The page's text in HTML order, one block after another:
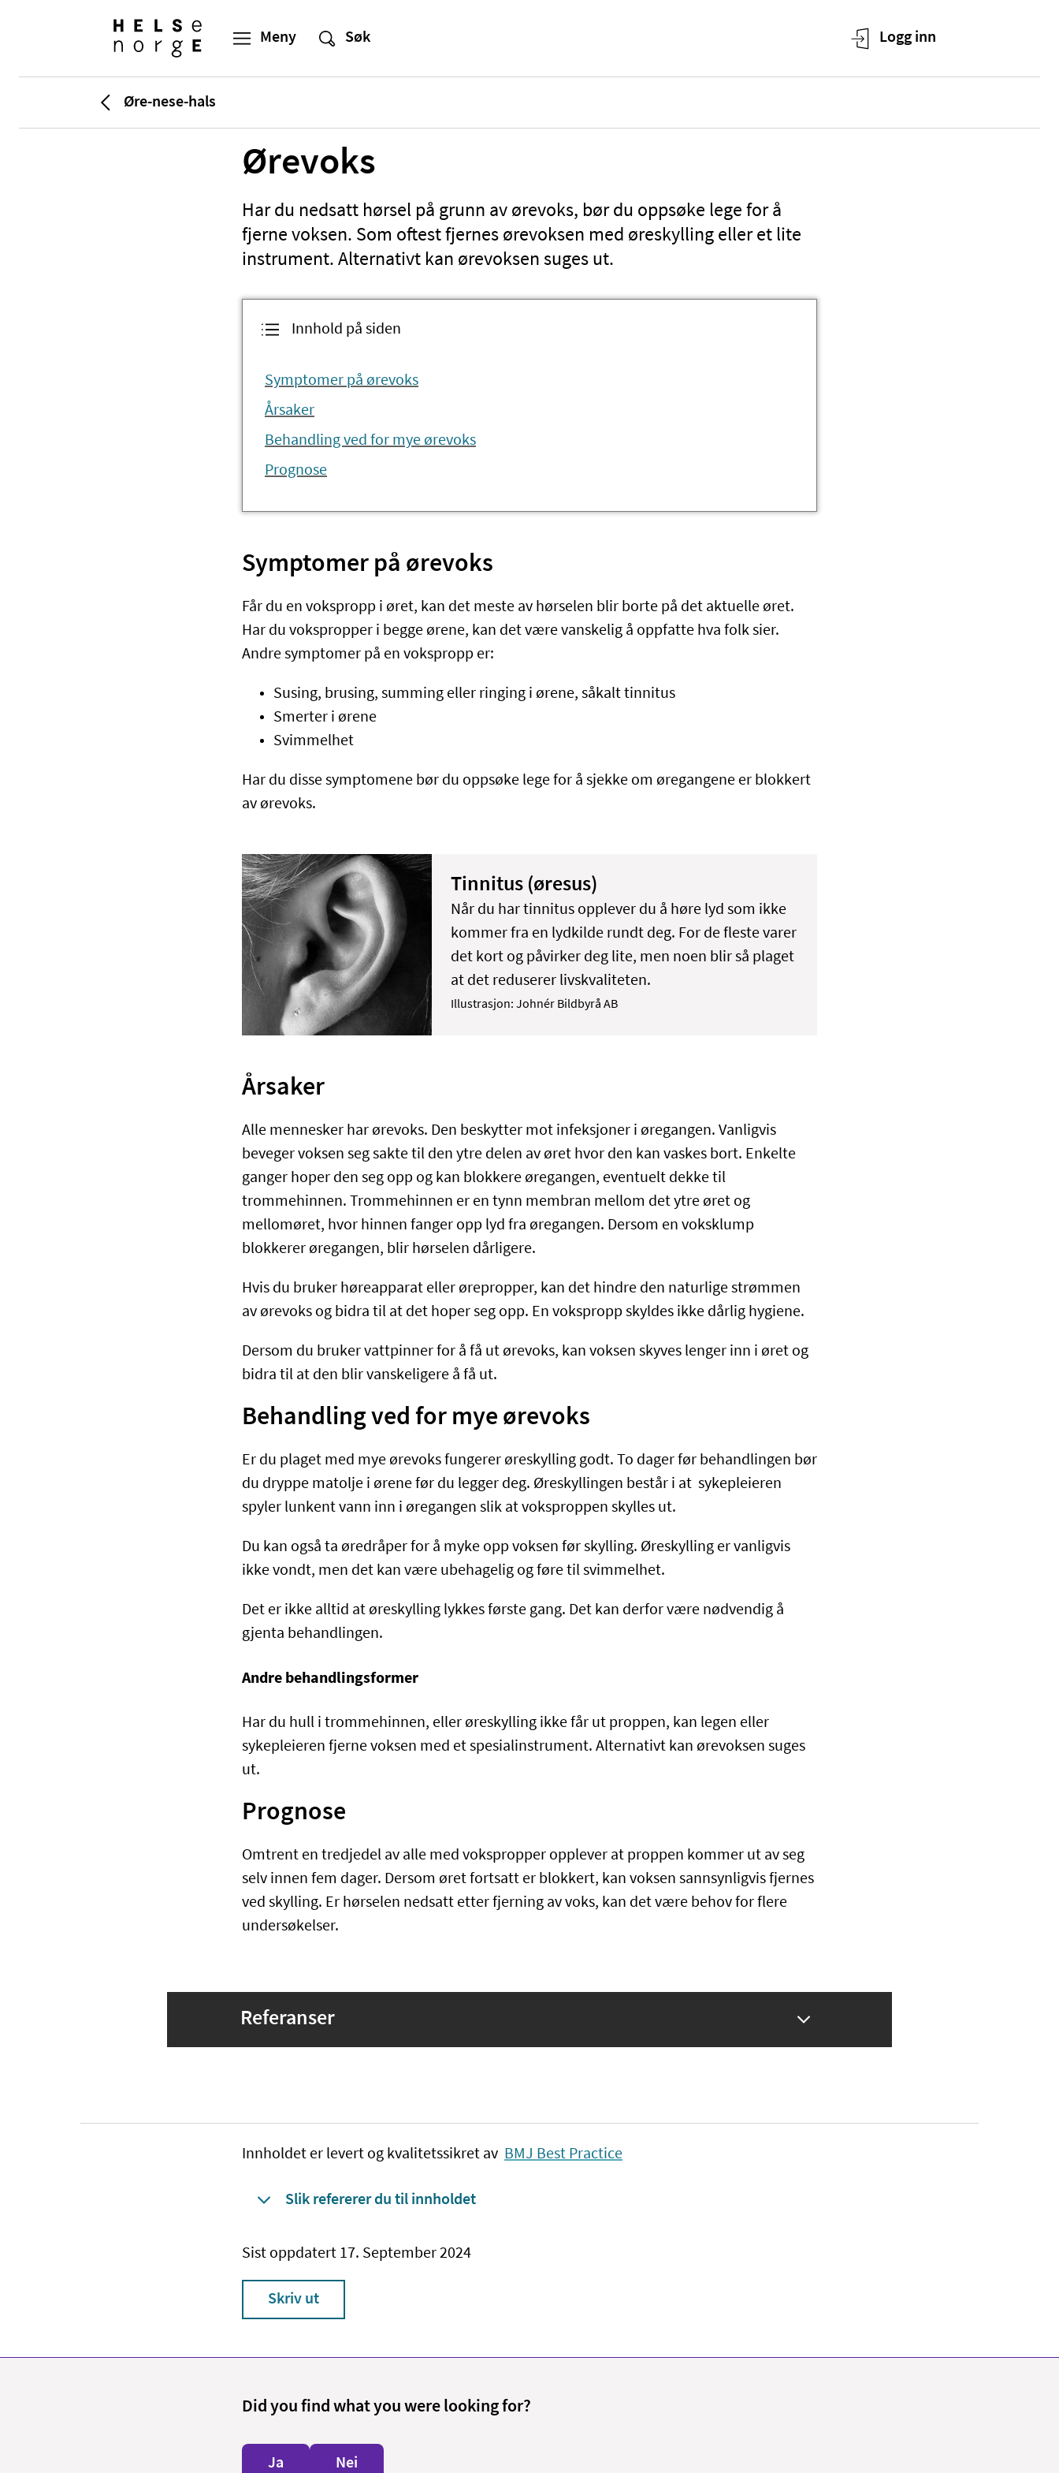
Øre-nese-hals
Ørevoks
Har du nedsatt hørsel på grunn av ørevoks, bør du oppsøke lege for å
fjerne voksen. Som oftest fjernes ørevoksen med øreskylling eller et lite
instrument. Alternativt kan ørevoksen suges ut.
Innhold på siden
Symptomer på ørevoks
Årsaker
Behandling ved for mye ørevoks
Prognose
Symptomer på ørevoks
Får du en vokspropp i øret, kan det meste av hørselen blir borte på det aktuelle øret.
Har du vokspropper i begge ørene, kan det være vanskelig å oppfatte hva folk sier.
Andre symptomer på en vokspropp er:
Susing, brusing, summing eller ringing i ørene, såkalt tinnitus
Smerter i ørene
Svimmelhet
Har du disse symptomene bør du oppsøke lege for å sjekke om øregangene er blokkert
av ørevoks.
Tinnitus (øresus)
Når du har tinnitus opplever du å høre lyd som ikke
kommer fra en lydkilde rundt deg. For de fleste varer
det kort og påvirker deg lite, men noen blir så plaget
at det reduserer livskvaliteten.
Illustrasjon: Johnér Bildbyrå AB
Årsaker
Alle mennesker har ørevoks. Den beskytter mot infeksjoner i øregangen. Vanligvis
beveger voksen seg sakte til den ytre delen av øret hvor den kan vaskes bort. Enkelte
ganger hoper den seg opp og kan blokkere øregangen, eventuelt dekke til
trommehinnen. Trommehinnen er en tynn membran mellom det ytre øret og
mellomøret, hvor hinnen fanger opp lyd fra øregangen. Dersom en voksklump
blokkerer øregangen, blir hørselen dårligere.
Hvis du bruker høreapparat eller ørepropper, kan det hindre den naturlige strømmen
av ørevoks og bidra til at det hoper seg opp. En vokspropp skyldes ikke dårlig hygiene.
Dersom du bruker vattpinner for å få ut ørevoks, kan voksen skyves lenger inn i øret og
bidra til at den blir vanskeligere å få ut.
Behandling ved for mye ørevoks
Er du plaget med mye ørevoks fungerer øreskylling godt. To dager før behandlingen bør
du dryppe matolje i ørene før du legger deg. Øreskyllingen består i at sykepleieren
spyler lunkent vann inn i øregangen slik at voksproppen skylles ut.
Du kan også ta øredråper for å myke opp voksen før skylling. Øreskylling er vanligvis
ikke vondt, men det kan være ubehagelig og føre til svimmelhet.
Det er ikke alltid at øreskylling lykkes første gang. Det kan derfor være nødvendig å
gjenta behandlingen.
Andre behandlingsformer
Har du hull i trommehinnen, eller øreskylling ikke får ut proppen, kan legen eller
sykepleieren fjerne voksen med et spesialinstrument. Alternativt kan ørevoksen suges
ut.
Prognose
Omtrent en tredjedel av alle med vokspropper opplever at proppen kommer ut av seg
selv innen fem dager. Dersom øret fortsatt er blokkert, kan voksen sannsynligvis fjernes
ved skylling. Er hørselen nedsatt etter fjerning av voks, kan det være behov for flere
undersøkelser.
Referanser
Innholdet er levert og kvalitetssikret av BMJ Best Practice
Slik refererer du til innholdet
Sist oppdatert 17. September 2024
Skriv ut
Did you find what you were looking for?
Ja Nei